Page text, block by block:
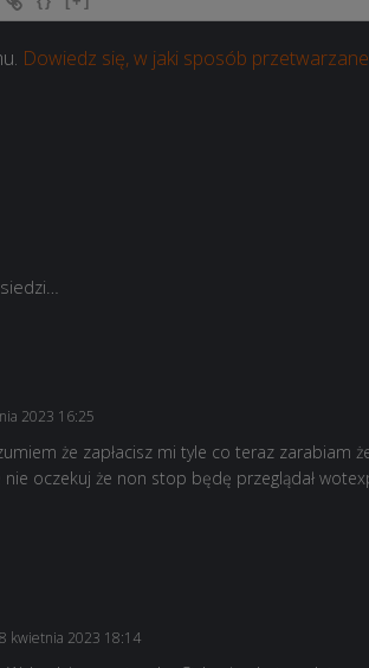
Dowiedz się, w jaki sposób
2023 16:25
że zapłacisz mi tyle co teraz zarabiam
oczekuj że non stop będę przeglądał
kwietnia 2023 18:14